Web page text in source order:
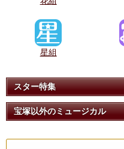
星組
スター特集
宝塚以外のミュージカル